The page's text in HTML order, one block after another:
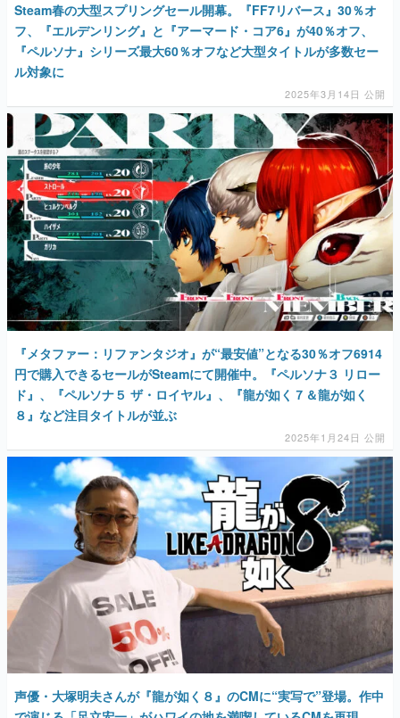
Steam春の大型スプリングセール開幕。『FF7リバース』30％オ
フ、『エルデンリング』と『アーマード・コア6』が40％オフ、
『ペルソナ』シリーズ最大60％オフなど大型タイトルが多数セー
ル対象に
2025年3月14日 公開
『メタファー：リファンタジオ』が“最安値”となる30％オフ6914
円で購入できるセールがSteamにて開催中。『ペルソナ３ リロー
ド』、『ペルソナ５ ザ・ロイヤル』、『龍が如く７＆龍が如く
８』など注目タイトルが並ぶ
2025年1月24日 公開
声優・大塚明夫さんが『龍が如く８』のCMに“実写で”登場。作中